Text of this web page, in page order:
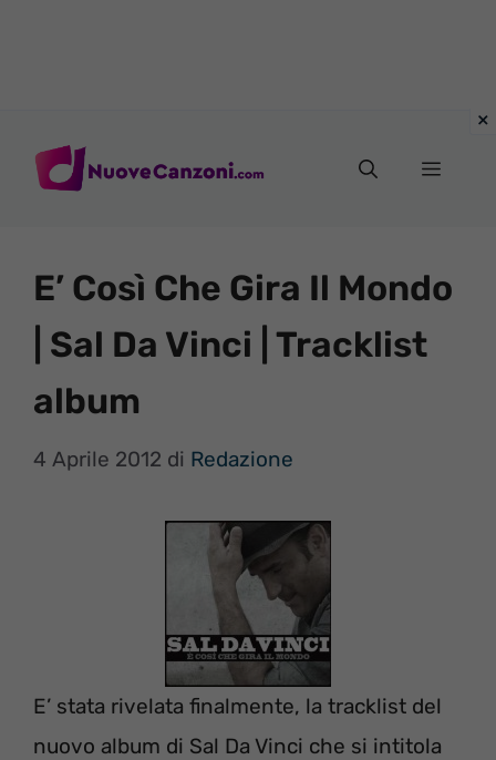
Menu
E’ Così Che Gira Il Mondo
| Sal Da Vinci | Tracklist
album
4 Aprile 2012 di Redazione
E’ stata rivelata finalmente, la tracklist del
nuovo album di Sal Da Vinci che si intitola